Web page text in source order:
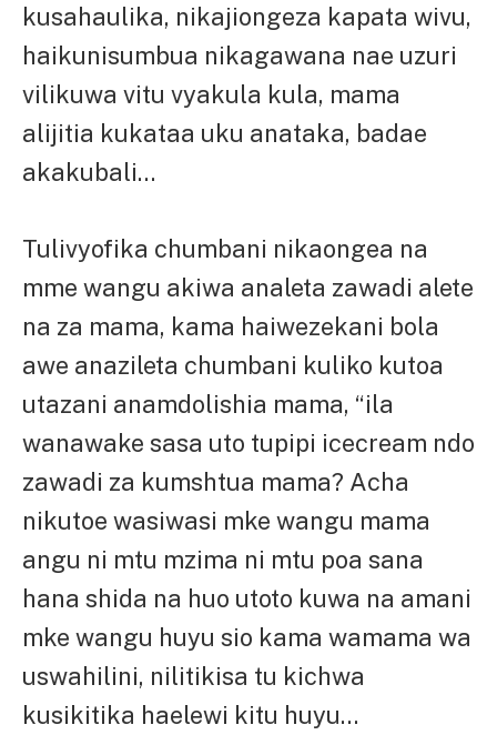
kusahaulika, nikajiongeza kapata wivu,
haikunisumbua nikagawana nae uzuri
vilikuwa vitu vyakula kula, mama
alijitia kukataa uku anataka, badae
akakubali…
Tulivyofika chumbani nikaongea na
mme wangu akiwa analeta zawadi alete
na za mama, kama haiwezekani bola
awe anazileta chumbani kuliko kutoa
utazani anamdolishia mama, “ila
wanawake sasa uto tupipi icecream ndo
zawadi za kumshtua mama? Acha
nikutoe wasiwasi mke wangu mama
angu ni mtu mzima ni mtu poa sana
hana shida na huo utoto kuwa na amani
mke wangu huyu sio kama wamama wa
uswahilini, nilitikisa tu kichwa
kusikitika haelewi kitu huyu…